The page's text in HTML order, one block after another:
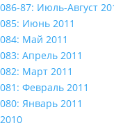
086-87: Июль-Август
085: Июнь 2011
084: Май 2011
083: Апрель 2011
082: Март 2011
081: Февраль 2011
080: Январь 2011
2010